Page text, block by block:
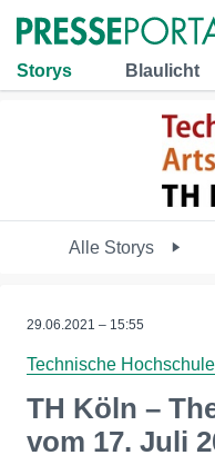
Storys Blaulicht
Alle Storys
29.06.2021 – 15:55
Technische
TH Köln –
vom 17. Juli